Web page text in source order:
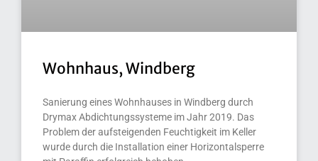
Wohnhaus, Windberg
Sanierung eines Wohnhauses in Windberg durch
Drymax Abdichtungssysteme im Jahr 2019. Das
Problem der aufsteigenden Feuchtigkeit im Keller
wurde durch die Installation einer Horizontalsperre